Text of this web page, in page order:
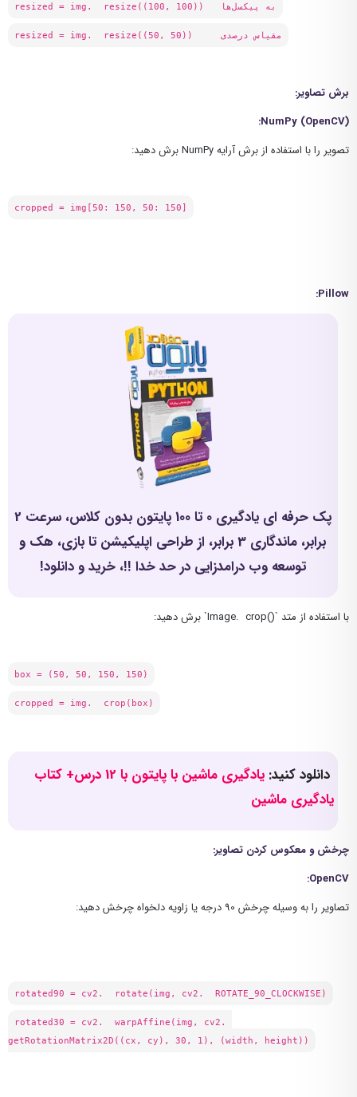
resized = img. resize((100, 100)) به پیکسل‌ها
resized = img. resize((50, 50)) مقیاس درصدی
برش تصاویر:
NumPy (OpenCV)
:
تصویر را با استفاده از برش آرایه NumPy برش دهید:
cropped = img[50: 150, 50: 150]
Pillow
:
پک حرفه ای یادگیری 0 تا 100 پایتون بدون کلاس، سرعت 2
برابر، ماندگاری 3 برابر، از طراحی اپلیکیشن تا بازی، هک و
توسعه وب درامدزایی در حد خدا !!، خرید و دانلود!
با استفاده از متد `()Image. crop` برش دهید:
box = (50, 50, 150, 150)
cropped = img. crop(box)
دانلود کنید:
یادگیری ماشین با پایتون با 12 درس+ کتاب
یادگیری ماشین
چرخش و معکوس کردن تصاویر:
OpenCV
:
تصاویر را به وسیله چرخش 90 درجه یا زاویه دلخواه چرخش دهید:
rotated90 = cv2. rotate(img, cv2. ROTATE_90_CLOCKWISE)
rotated30 = cv2. warpAffine(img, cv2.
getRotationMatrix2D((cx, cy), 30, 1), (width, height))